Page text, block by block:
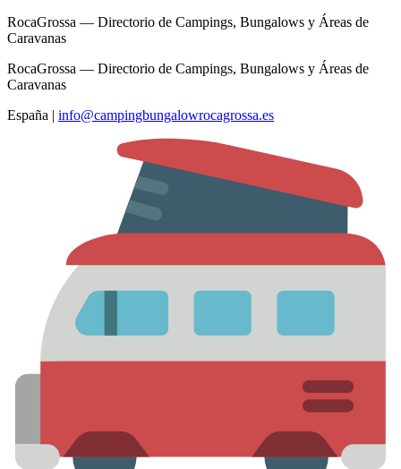
RocaGrossa — Directorio de Campings, Bungalows y Áreas de
Caravanas
RocaGrossa — Directorio de Campings, Bungalows y Áreas de
Caravanas
España | info@campingbungalowrocagrossa.es